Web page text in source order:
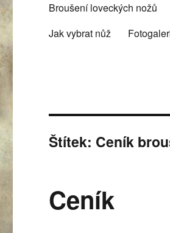
Broušení loveckých nožů
Jak vybrat nůž
Štítek: Ceník
Ceník